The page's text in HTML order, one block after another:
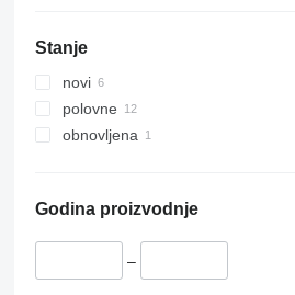
Stanje
novi
polovne
obnovljena
Godina proizvodnje
–